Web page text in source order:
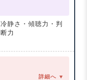
冷静さ・傾聴力・判
断力
詳細へ ▼